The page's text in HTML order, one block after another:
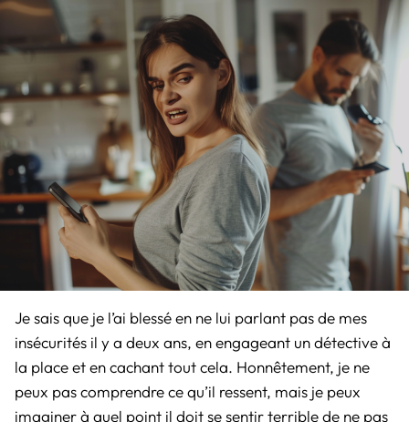
Je sais que je l’ai blessé en ne lui parlant pas de mes
insécurités il y a deux ans, en engageant un détective à
la place et en cachant tout cela. Honnêtement, je ne
peux pas comprendre ce qu’il ressent, mais je peux
imaginer à quel point il doit se sentir terrible de ne pas